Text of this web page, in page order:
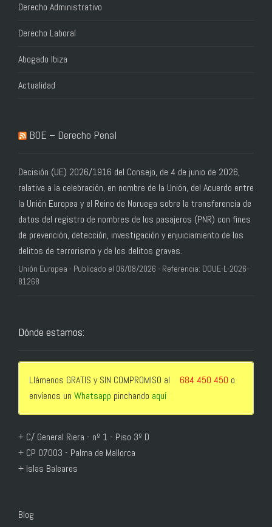
Derecho Administrativo
Derecho Laboral
Abogado Ibiza
Actualidad
BOE – Derecho Penal
Decisión (UE) 2026/1916 del Consejo, de 4 de junio de 2026,
relativa a la celebración, en nombre de la Unión, del Acuerdo entre
la Unión Europea y el Reino de Noruega sobre la transferencia de
datos del registro de nombres de los pasajeros (PNR) con fines
de prevención, detección, investigación y enjuiciamiento de los
delitos de terrorismo y de los delitos graves.
Unión Europea - Publicado el 06/08/2026 - Referencia: DOUE-L-2026-
81268
Dónde estamos:
Llámenos GRATIS y SIN COMPROMISO al 684 450 450 o
envíenos un Whatsapp pinchando aquí
+ C/ General Riera - nº 1 - Piso 3º D
+ CP 07003 - Palma de Mallorca
+ Islas Baleares
Blog